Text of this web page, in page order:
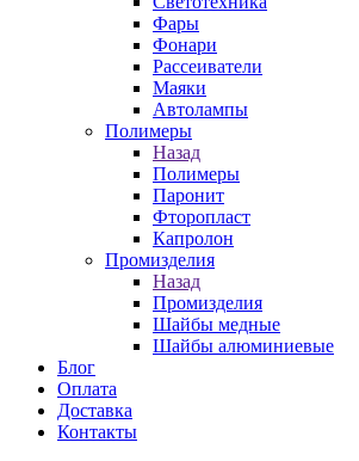
Фары
Фонари
Рассеиватели
Маяки
Автолампы
Полимеры
Назад
Полимеры
Паронит
Фторопласт
Капролон
Промизделия
Назад
Промизделия
Шайбы медные
Шайбы алюминиевые
Блог
Оплата
Доставка
Контакты